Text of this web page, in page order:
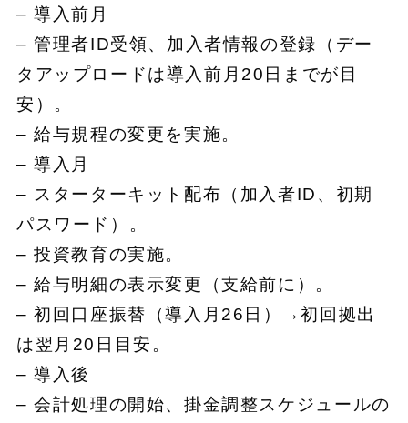
– 導入前月
– 管理者ID受領、加入者情報の登録（デー
タアップロードは導入前月20日までが目
安）。
– 給与規程の変更を実施。
– 導入月
– スターターキット配布（加入者ID、初期
パスワード）。
– 投資教育の実施。
– 給与明細の表示変更（支給前に）。
– 初回口座振替（導入月26日）→初回拠出
は翌月20日目安。
– 導入後
– 会計処理の開始、掛金調整スケジュールの